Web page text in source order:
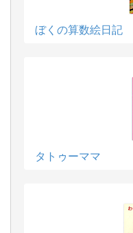
ぼくの算数絵日記
タトゥーママ